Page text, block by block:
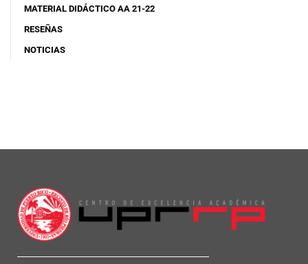
MATERIAL DIDÁCTICO AA 21-22
RESEÑAS
NOTICIAS